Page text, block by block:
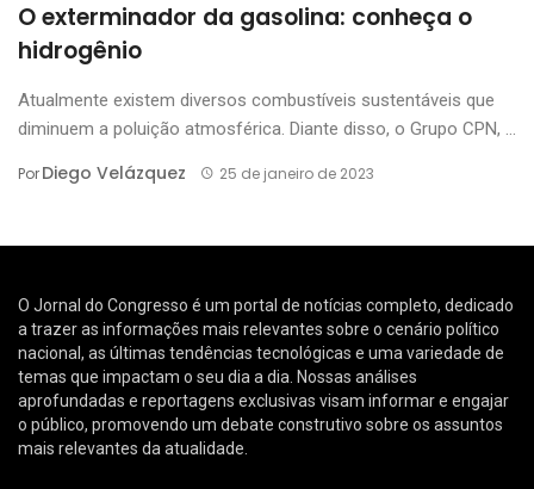
O exterminador da gasolina: conheça o
hidrogênio
Atualmente existem diversos combustíveis sustentáveis que
diminuem a poluição atmosférica. Diante disso, o Grupo CPN, ...
PorDiego Velázquez 25 de janeiro de 2023
O Jornal do Congresso é um portal de notícias completo, dedicado
a trazer as informações mais relevantes sobre o cenário político
nacional, as últimas tendências tecnológicas e uma variedade de
temas que impactam o seu dia a dia. Nossas análises
aprofundadas e reportagens exclusivas visam informar e engajar
o público, promovendo um debate construtivo sobre os assuntos
mais relevantes da atualidade.